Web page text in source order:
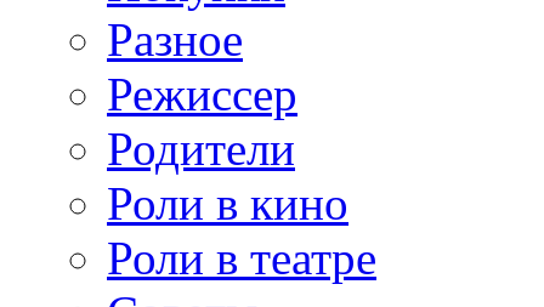
Разное
Режиссер
Родители
Роли в кино
Роли в театре